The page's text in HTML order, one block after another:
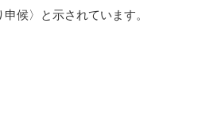
候〉と示されています。